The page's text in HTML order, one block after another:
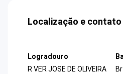
Localização e contato
Logradouro
R VER JOSE DE OLIVEIRA